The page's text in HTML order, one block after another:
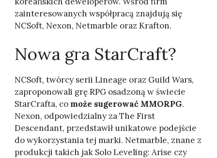
zainteresowanych współpracą znajdują się
NCSoft, Nexon, Netmarble oraz Krafton.​
Nowa gra StarCraft?
NCSoft, twórcy serii Lineage oraz Guild Wars,
zaproponowali grę RPG osadzoną w świecie
StarCrafta, co może sugerować MMORPG.
Nexon, odpowiedzialny za The First
Descendant, przedstawił unikatowe podejście
do wykorzystania tej marki. Netmarble, znane z
produkcji takich jak Solo Leveling: Arise czy